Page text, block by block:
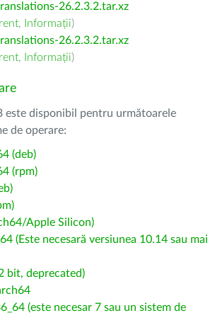
26.2.3.2.tar.xz
, Informații)
26.2.3.2.tar.xz
, Informații)
este disponibil pentru următoarele
de operare:
(deb)
(rpm)
Apple Silicon)
(Este necesară versiunea 10.14 sau mai
bit, deprecated)
(este necesar 7 sau un sistem de